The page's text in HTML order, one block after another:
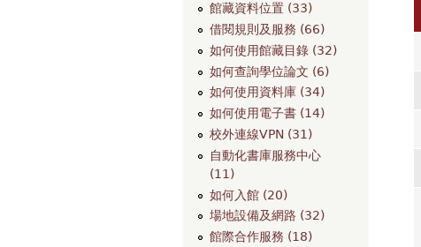
館藏資料位置 (33)
借閱規則及服務 (66)
如何使用館藏目錄 (32)
如何查詢學位論文 (6)
如何使用資料庫 (34)
如何使用電子書 (14)
校外連線VPN (31)
自動化書庫服務中心
(11)
如何入館 (20)
場地設備及網路 (32)
館際合作服務 (18)